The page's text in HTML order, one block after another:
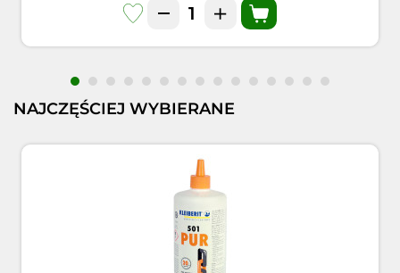
NAJCZĘŚCIEJ WYBIERANE